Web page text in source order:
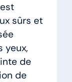
sûrs et
yeux,
de
de